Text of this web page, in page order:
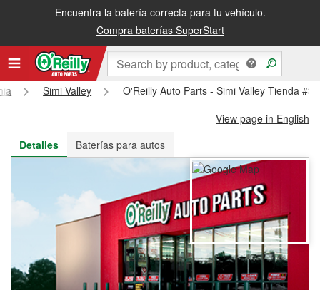
Encuentra la batería correcta para tu vehículo.
Compra baterías SuperStart
Recibe tu orden gratis al día siguiente o recógela en la tienda
Simi Valley
O'Reilly Auto Parts - Simi Valley Tienda
View page in English
Detalles
Baterías para autos